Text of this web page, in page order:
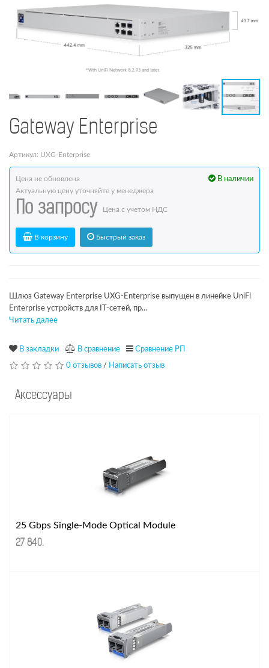
Gateway Enterprise
Артикул: UXG-Enterprise
В наличии
Цена не обновлена
Актуальную цену уточняйте у менеджера
По запросу Цена с учетом НДС
В корзину Быстрый заказ
Шлюз Gateway Enterprise UXG-Enterprise выпущен в линейке UniFi
Enterprise устройств для IT-сетей, пр...
Читать далее
В закладки В сравнение Сравнение РП
0 отзывов / Написать отзыв
Аксессуары
25 Gbps Single-Mode Optical Module
27 840.